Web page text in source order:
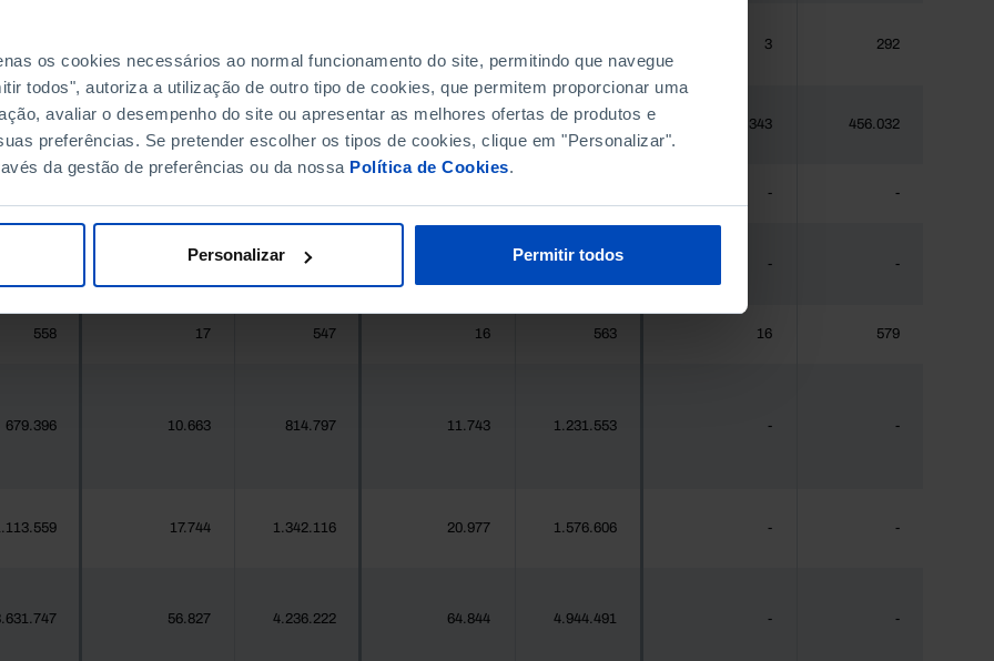
os cookies necessários ao normal funcionamento do site, permitindo que navegue
todos", autoriza a utilização de outro tipo de cookies, que permitem proporcionar uma
avaliar o desempenho do site ou apresentar as melhores ofertas de produtos e
preferências. Se pretender escolher os tipos de cookies, clique em "Personalizar".
da gestão de preferências ou da nossa Política de Cookies.
Personalizar Permitir todos
3 292
396.268 8.815 411.995 9.141 448.235 9.343 456.032
- -
544 24.469 44.941 - -
558 17 547 16 563 16 579
679.396 10.663 814.797 11.743 1.231.553 - -
17.744 1.342.116 20.977 1.576.606 - -
56.827 4.236.222 64.844 4.944.491 - -